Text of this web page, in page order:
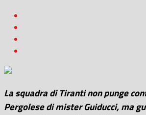
La squadra di Tiranti non punge
Pergolese di mister Guiducci, ma